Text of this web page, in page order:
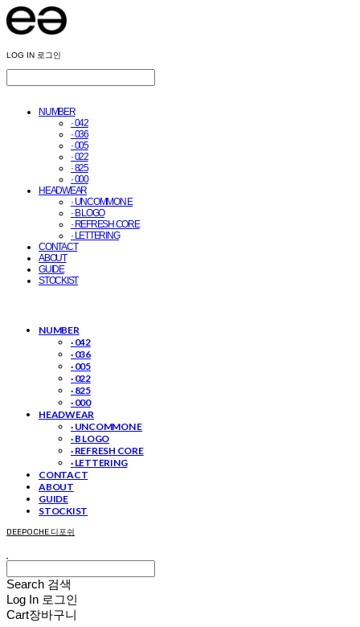
LOG IN 로그인
NUMBER
· 042
· 036
· 005
· 022
· 825
· 000
HEADWEAR
· UNCOMMON E
· B LOGO
· REFRESH CORE
· LETTERING
CONTACT
ABOUT
GUIDE
STOCKIST
NUMBER
· 042
· 036
· 005
· 022
· 825
· 000
HEADWEAR
· UNCOMMON E
· B LOGO
· REFRESH CORE
· LETTERING
CONTACT
ABOUT
GUIDE
STOCKIST
DEEPOCHE 디포쉬
Search 검색
Log In 로그인
Cart장바구니